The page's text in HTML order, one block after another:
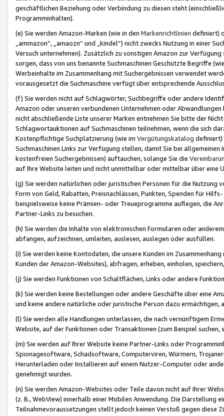
geschäftlichen Beziehung oder Verbindung zu diesen steht
Programminhalten).
(e) Sie werden Amazon-Marken (wie in den Markenrichtlinien definiert)
„ammazon“, „amaozn“ und „kindel“) nicht zwecks Nutzung in einer
Versuch unternehmen). Zusätzlich zu sonstigen Amazon zur
sorgen, dass von uns benannte Suchmaschinen Geschützte Begriffe
Werbeinhalte im Zusammenhang mit Suchergebnissen verwendet
vorausgesetzt die Suchmaschine verfügt über entsprechende
(f) Sie werden nicht auf Schlagwörter, Suchbegriffe oder andere
Amazon oder unseren verbundenen Unternehmen oder
nicht abschließende Liste unserer Marken entnehmen Sie bitte der
Schlagwortauktionen auf Suchmaschinen teilnehmen, wenn die sich
Kostenpflichtige Suchplatzierung (wie im Vergütungskatalog definiert)
Suchmaschinen Links zur Verfügung stellen, damit Sie bei
kostenfreien Suchergebnissen) auftauchen, solange Sie die
auf Ihre Website leiten und nicht unmittelbar oder mittelbar über eine
(g) Sie werden natürlichen oder juristischen Personen für die Nutzung
Form von Geld, Rabatten, Preisnachlässen, Punkten, Spenden für
beispielsweise keine Prämien- oder Treueprogramme auflegen, die
Partner-Links zu besuchen.
(h) Sie werden die Inhalte von elektronischen Formularen oder
abfangen, aufzeichnen, umleiten, auslesen, auslegen oder ausfüllen.
(i) Sie werden keine Kontodaten, die unsere Kunden im
Kunden der Amazon-Websites), abfragen, erheben, einholen,
(j) Sie werden Funktionen von Schaltflächen, Links oder andere
(k) Sie werden keine Bestellungen oder andere Geschäfte über eine
und keine andere natürliche oder juristische Person dazu
(l) Sie werden alle Handlungen unterlassen, die nach vernünftigem
Website, auf der Funktionen oder Transaktionen (zum Beispiel
(m) Sie werden auf Ihrer Website keine Partner-Links oder
Spionagesoftware, Schadsoftware, Computerviren, Würmern,
Herunterladen oder Installieren auf einem Nutzer-Computer oder
genehmigt wurden.
(n) Sie werden Amazon-Websites oder Teile davon nicht auf Ihrer
(z. B., WebView) innerhalb einer Mobilen Anwendung. Die Darstellung
Teilnahmevoraussetzungen stellt jedoch keinen Verstoß gegen diese